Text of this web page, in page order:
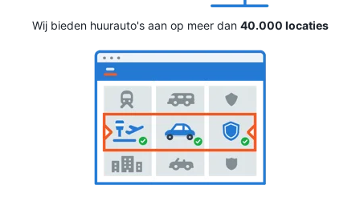
Wij bieden huurauto's aan op meer dan 40.000 locaties